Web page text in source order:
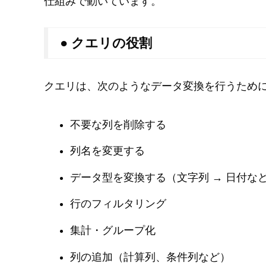
● クエリの役割
クエリは、次のようなデータ変換を行うため
不要な列を削除する
列名を変更する
データ型を変換する（文字列 → 日付など
行のフィルタリング
集計・グループ化
列の追加（計算列、条件列など）